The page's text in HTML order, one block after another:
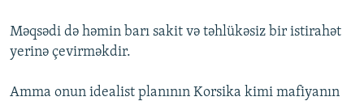
Məqsədi də həmin barı sakit və təhlükəsiz bir istirahət
yerinə çevirməkdir.
Amma onun idealist planının Korsika kimi mafiyanın